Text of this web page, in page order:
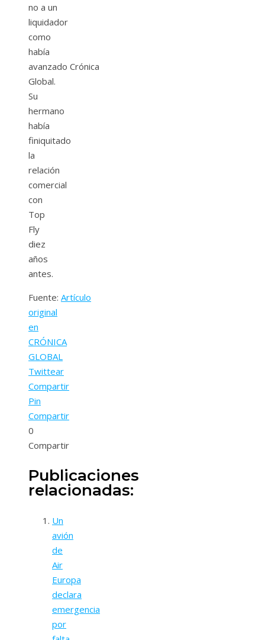
no a un
liquidador
como
había
avanzado Crónica
Global.
Su
hermano
había
finiquitado
la
relación
comercial
con
Top
Fly
diez
años
antes.
Fuente: Artículo
original
en
CRÓNICA
GLOBAL
Twittear
Compartir
Pin
Compartir
0
Compartir
Publicaciones
relacionadas:
Un
avión
de
Air
Europa
declara
emergencia
por